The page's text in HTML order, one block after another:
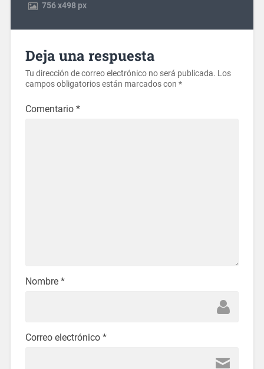
756x498 px
Deja una respuesta
Tu dirección de correo electrónico no será publicada. Los
campos obligatorios están marcados con *
Comentario *
Nombre *
Correo electrónico *